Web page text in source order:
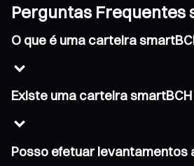
Perguntas Frequentes
O que é uma carteira
Existe uma carteira
Posso efetuar levantamentos